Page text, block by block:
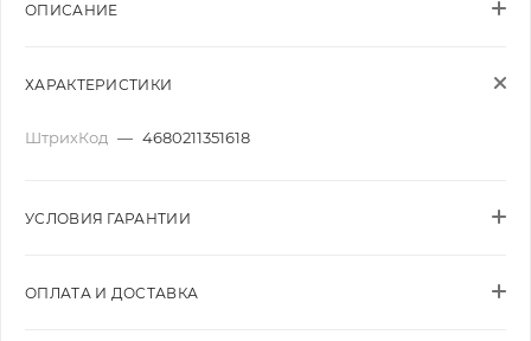
ОПИСАНИЕ
ХАРАКТЕРИСТИКИ
ШтрихКод — 4680211351618
УСЛОВИЯ ГАРАНТИИ
ОПЛАТА И ДОСТАВКА